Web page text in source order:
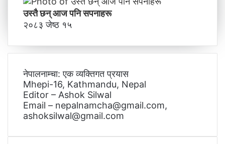
उस्तै छन् आज पनि सपनाहरू
२०८३ जेष्ठ १५
नेपालनाम्चा: एक व्यक्तिगत प्रयास
Mhepi-16, Kathmandu, Nepal
Editor – Ashok Silwal
Email – nepalnamcha@gmail.com,
ashoksilwal@gmail.com